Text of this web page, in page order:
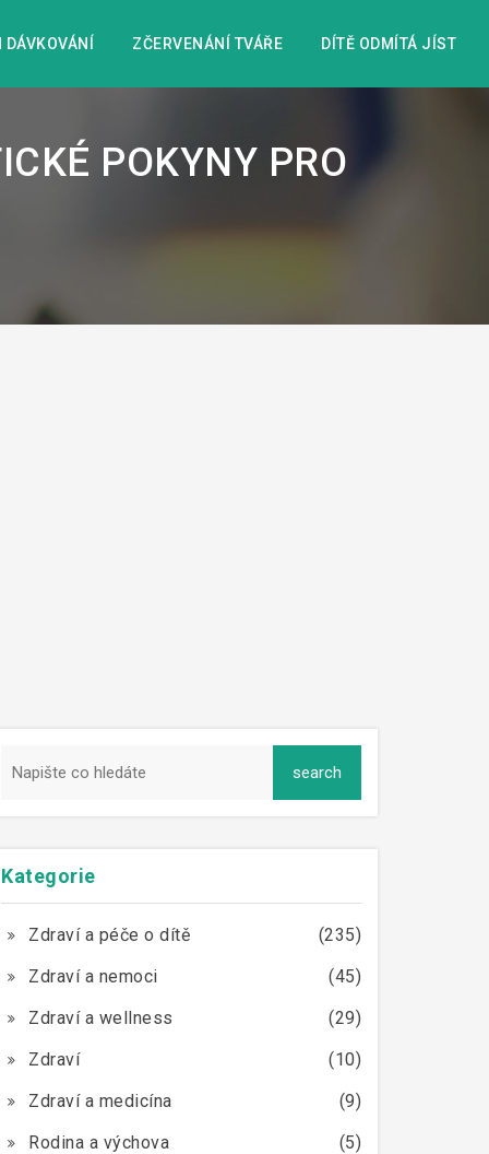
DÁVKOVÁNÍ ZČERVENÁNÍ TVÁŘE DÍTĚ ODMÍTÁ JÍST
POKYNY PRO
Kategorie
Zdraví a péče o dítě
(235)
Zdraví a nemoci
(45)
Zdraví a wellness
(29)
Zdraví
(10)
Zdraví a medicína
(9)
Rodina a výchova
(5)